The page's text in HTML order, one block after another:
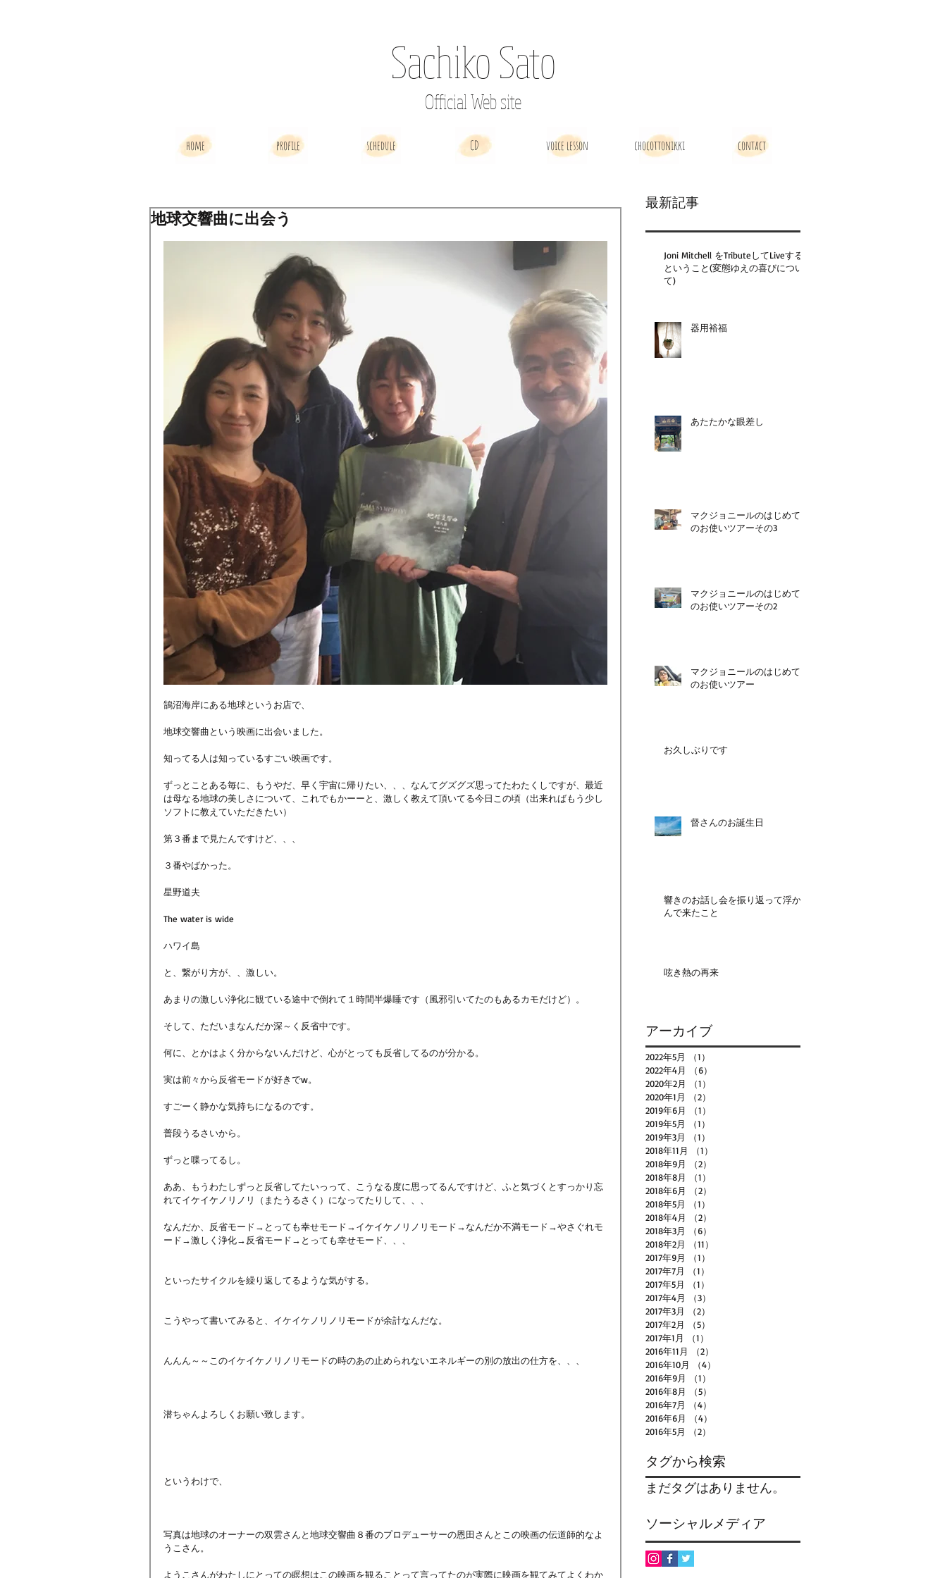
Sachiko Sato
Official Web site
home profile schedule CD voice lesson chocottonikki contact
地球交響曲に出会う
鵠沼海岸にある地球というお店で、
地球交響曲という映画に出会いました。
知ってる人は知っているすごい映画です。
ずっとことある毎に、もうやだ、早く宇宙に帰りたい、、、なんてグズグズ思ってたわたくしですが、最近
は母なる地球の美しさについて、これでもかーーと、激しく教えて頂いてる今日この頃（出来ればもう少し
ソフトに教えていただきたい）
第３番まで見たんですけど、、、
３番やばかった。
星野道夫
The water is wide
ハワイ島
と、繋がり方が、、激しい。
あまりの激しい浄化に観ている途中で倒れて１時間半爆睡です（風邪引いてたのもあるカモだけど）。
そして、ただいまなんだか深～く反省中です。
何に、とかはよく分からないんだけど、心がとっても反省してるのが分かる。
実は前々から反省モードが好きでw。
すごーく静かな気持ちになるのです。
普段うるさいから。
ずっと喋ってるし。
ああ、もうわたしずっと反省してたいっって、こうなる度に思ってるんですけど、ふと気づくとすっかり忘
れてイケイケノリノリ（またうるさく）になってたりして、、、
なんだか、反省モード→とっても幸せモード→イケイケノリノリモード→なんだか不満モード→やさぐれモ
ード→激しく浄化→反省モード→とっても幸せモード、、、
といったサイクルを繰り返してるような気がする。
こうやって書いてみると、イケイケノリノリモードが余計なんだな。
んんん～～このイケイケノリノリモードの時のあの止められないエネルギーの別の放出の仕方を、、、
潜ちゃんよろしくお願い致します。
というわけで、
写真は地球のオーナーの双雲さんと地球交響曲８番のプロデューサーの恩田さんとこの映画の伝道師的なよ
うこさん。
ようこさんがわたしにとっての瞑想はこの映画を観ることって言ってたのが実際に映画を観てみてよくわか
最新記事
Joni Mitchell をTributeしてLiveする
ということ(変態ゆえの喜びについ
て)
器用裕福
あたたかな眼差し
マクジョニールのはじめて
のお使いツアーその3
マクジョニールのはじめて
のお使いツアーその2
マクジョニールのはじめて
のお使いツアー
お久しぶりです
督さんのお誕生日
響きのお話し会を振り返って浮か
んで来たこと
呟き熱の再来
アーカイブ
2022年5月 （1）
2022年4月
（6）
2020年2月
（1）
2020年1月
（2）
2019年6月
（1）
2019年5月
（1）
2019年3月
（1）
2018年11月
（1）
2018年9月
（2）
2018年8月
（1）
2018年6月
（2）
2018年5月
（1）
2018年4月
（2）
2018年3月
（6）
2018年2月
（11）
2017年9月
（1）
2017年7月
（1）
2017年5月
（1）
2017年4月
（3）
2017年3月
（2）
2017年2月
（5）
2017年1月
（1）
2016年11月
（2）
2016年10月
（4）
2016年9月
（1）
2016年8月
（5）
2016年7月
（4）
2016年6月
（4）
2016年5月
（2）
タグから検索
まだタグはありません。
ソーシャルメディア